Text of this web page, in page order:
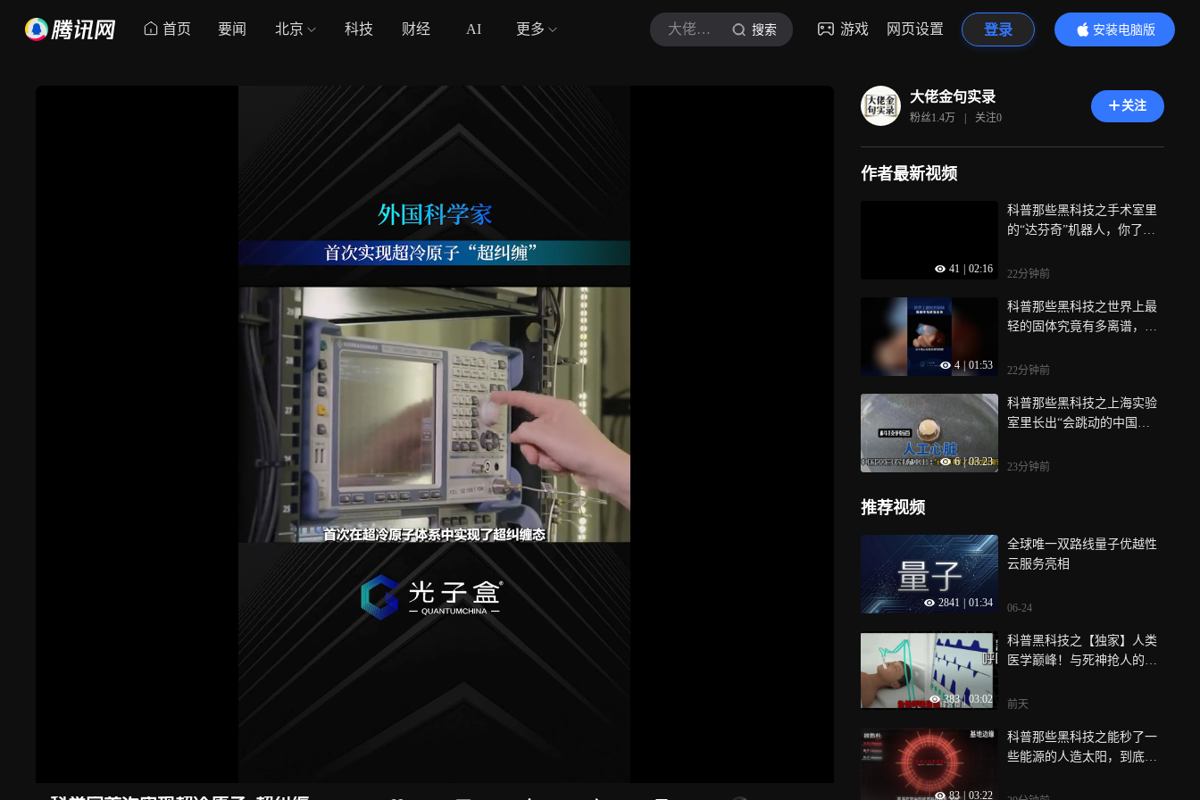
首页 要闻 北京 科技 财经 AI 更多 大佬金句实录 搜索 游戏 网页设置 登录
安装电脑版
内容更精彩
大佬金句实录
粉丝1.4万 | 关注0
关注
作者最新视频
41 02:16
科普那些黑科技之手术室里
的“达芬奇”机器人，你了解
22分钟前
4 01:53
科普那些黑科技之世界上最
轻的固体究竟有多离谱，东
22分钟前
6 | 03:23
科普那些黑科技之上海实验
室里长出“会跳动的中国
23分钟前
推荐视频
2841 01:34
全球唯一双路线量子优越性
云服务亮相
06-24
383 | 03:02
科普黑科技之【独家】人类
医学巅峰！与死神抢人的终
前天
83 03:22
科普那些黑科技之能秒了一
些能源的人造太阳，到底是